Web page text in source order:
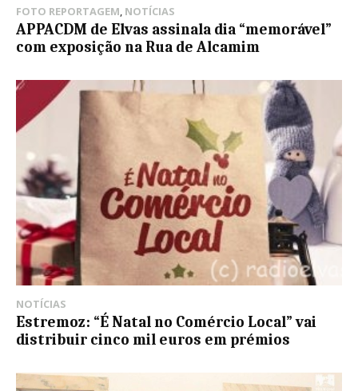
FOTO REPORTAGEM, NOTÍCIAS
APPACDM de Elvas assinala dia “memorável”
com exposição na Rua de Alcamim
NOTÍCIAS
Estremoz: “É Natal no Comércio Local” vai
distribuir cinco mil euros em prémios